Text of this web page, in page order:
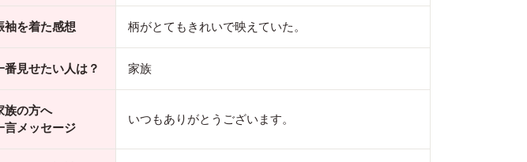
袖を着た感想 柄がとてもきれいで映えていた。
番見せたい人は？ 家族
族の方へ
言メッセージ
いつもありがとうございます。